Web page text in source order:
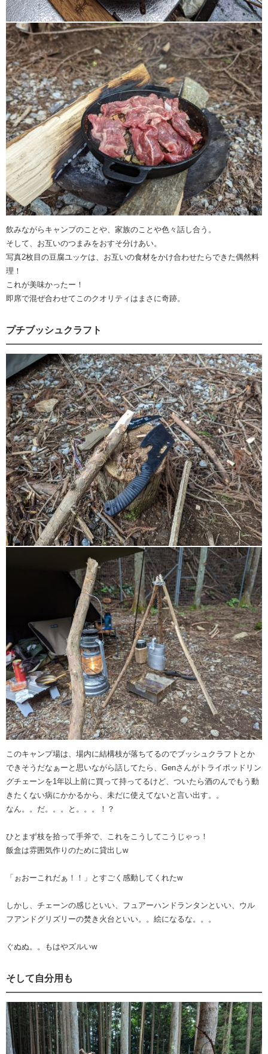
飲みながらキャンプのことや、家族のことや色々話し合う。
そして、お互いのつまみをおすそ分けあい。
写真2枚目の豆腐ユッケは、お互いの食材をかけ合わせたらできた偶然料
理！
これが美味かったー！
即席で混ぜ合わせてこのクオリティはまさに奇跡。
プチブッシュクラフト
このキャンプ場は、場内に結構枝が落ちてるのでブッシュクラフトとか
できそうだなぁーと思いながら話してたら、Genさんがトライポッドリン
グチェーンを1年以上前に買って持ってるけど、ついたら酒のんでもう動
きたくない病にかかるから、未だに使えてないと言い出す。。
なん。。だ。。。と。。。！？
ひとまず枝を拾って手斧で、これをこうしてこうじゃっ！
飯盒は雰囲気作りのために貸出しw
「ぉおーこれだぁ！！」とすごく感動してくれたw
しかし、チェーンの感じといい、フュアーハンドランタンといい、ウル
フアンドグリズリーの焚き火台といい。。絵になるな。。。
ぐぬぬ。。もはやズルいw
そして自分用も